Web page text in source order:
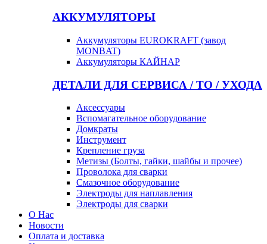
АККУМУЛЯТОРЫ
Аккумуляторы EUROKRAFT (завод
MONBAT)
Аккумуляторы КАЙНАР
ДЕТАЛИ ДЛЯ СЕРВИСА / ТО / УХОДА
Аксессуары
Вспомагательное оборудование
Домкраты
Инструмент
Крепление груза
Метизы (Болты, гайки, шайбы и прочее)
Проволока для сварки
Смазочное оборудование
Электроды для наплавления
Электроды для сварки
О Нас
Новости
Оплата и доставка